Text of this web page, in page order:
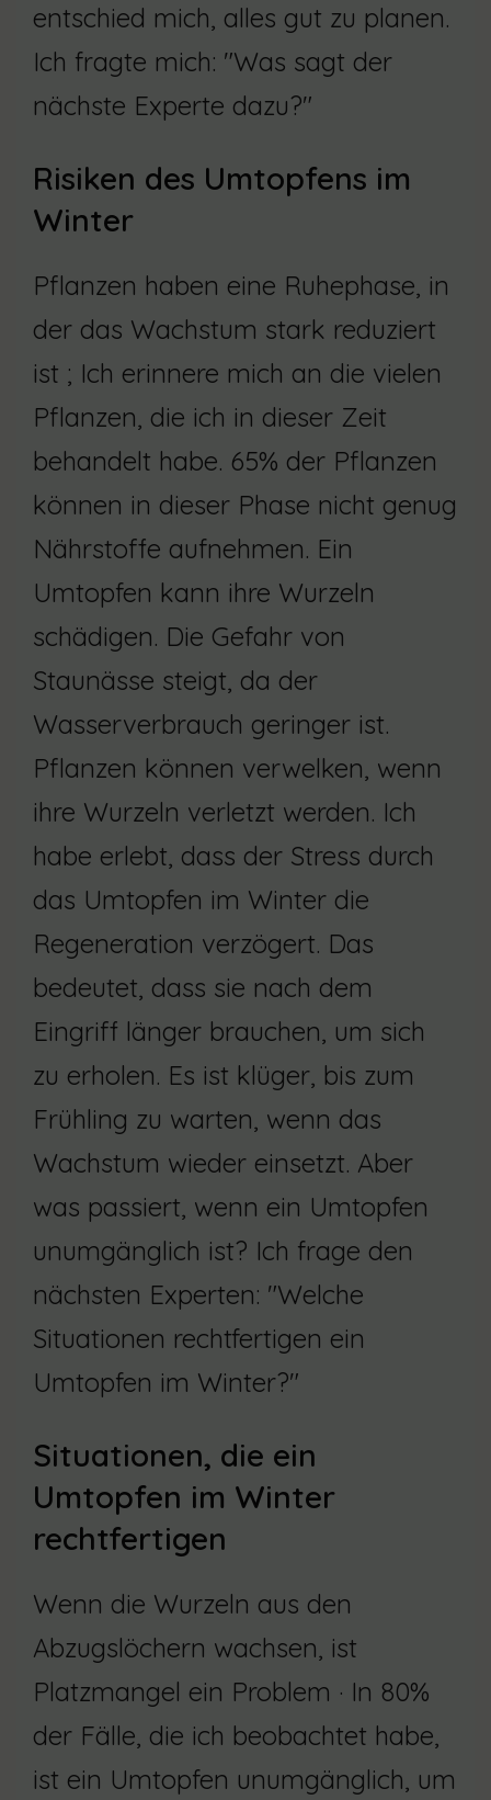
entschied mich, alles gut zu planen.
Ich fragte mich: "Was sagt der
nächste Experte dazu?"
Risiken des Umtopfens im
Winter
Pflanzen haben eine Ruhephase, in
der das Wachstum stark reduziert
ist ; Ich erinnere mich an die vielen
Pflanzen, die ich in dieser Zeit
behandelt habe. 65% der Pflanzen
können in dieser Phase nicht genug
Nährstoffe aufnehmen. Ein
Umtopfen kann ihre Wurzeln
schädigen. Die Gefahr von
Staunässe steigt, da der
Wasserverbrauch geringer ist.
Pflanzen können verwelken, wenn
ihre Wurzeln verletzt werden. Ich
habe erlebt, dass der Stress durch
das Umtopfen im Winter die
Regeneration verzögert. Das
bedeutet, dass sie nach dem
Eingriff länger brauchen, um sich
zu erholen. Es ist klüger, bis zum
Frühling zu warten, wenn das
Wachstum wieder einsetzt. Aber
was passiert, wenn ein Umtopfen
unumgänglich ist? Ich frage den
nächsten Experten: "Welche
Situationen rechtfertigen ein
Umtopfen im Winter?"
Situationen, die ein
Umtopfen im Winter
rechtfertigen
Wenn die Wurzeln aus den
Abzugslöchern wachsen, ist
Platzmangel ein Problem · In 80%
der Fälle, die ich beobachtet habe,
ist ein Umtopfen unumgänglich, um